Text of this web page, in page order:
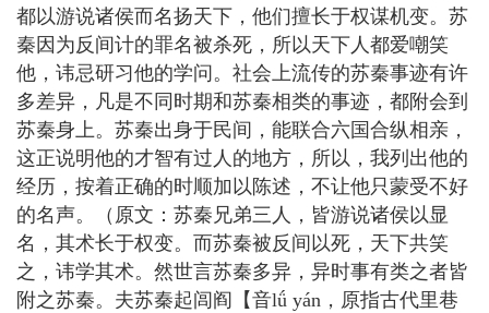
都以游说诸侯而名扬天下，他们擅长于权谋机变。苏
秦因为反间计的罪名被杀死，所以天下人都爱嘲笑
他，讳忌研习他的学问。社会上流传的苏秦事迹有许
多差异，凡是不同时期和苏秦相类的事迹，都附会到
苏秦身上。苏秦出身于民间，能联合六国合纵相亲，
这正说明他的才智有过人的地方，所以，我列出他的
经历，按着正确的时顺加以陈述，不让他只蒙受不好
的名声。（原文：苏秦兄弟三人，皆游说诸侯以显
名，其术长于权变。而苏秦被反间以死，天下共笑
之，讳学其术。然世言苏秦多异，异时事有类之者皆
附之苏秦。夫苏秦起闾阎【音lǘ yán，原指古代里巷